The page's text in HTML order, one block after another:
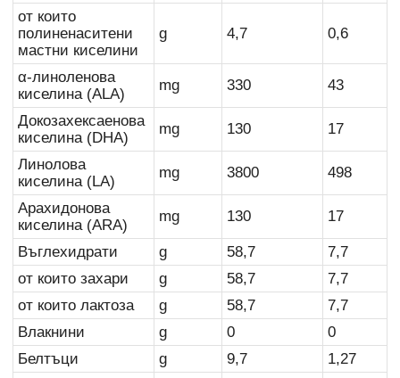
от които
полиненаситени
мастни киселини
g 4,7 0,6
α-линоленова
киселина (ALA)
mg 330 43
Докозахексаенова
киселина (DHA)
mg 130 17
Линолова
киселина (LA)
mg 3800 498
Арахидонова
киселина (ARA)
mg 130 17
Въглехидрати g 58,7
7,7
от които захари
g 58,7
7,7
от които лактоза
g 58,7
7,7
Влакнини
g 0
0
Белтъци
g 9,7
1,27